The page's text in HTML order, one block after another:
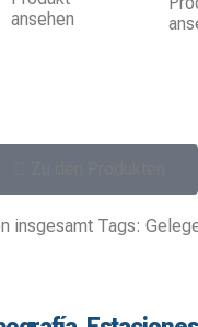
ansehen
insgesamt Tags: